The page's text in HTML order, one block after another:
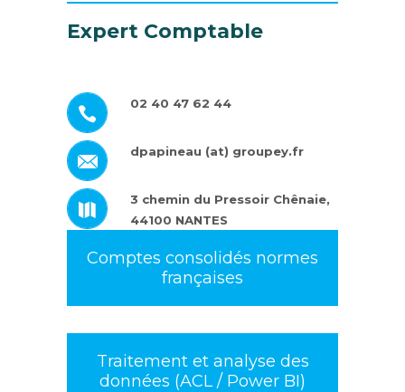
Expert Comptable
Comptes consolidés normes
françaises
Traitement et analyse des
données (ACL / Power BI)
02 40 47 62 44
dpapineau (at) groupey.fr
3 chemin du Pressoir Chênaie,
44100 NANTES